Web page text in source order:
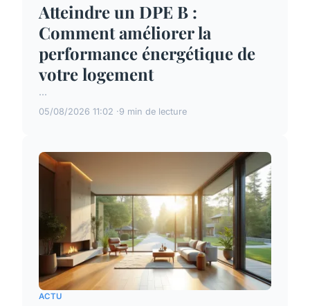
Atteindre un DPE B :
Comment améliorer la
performance énergétique de
votre logement
...
05/08/2026 11:02 9 min de lecture
ACTU